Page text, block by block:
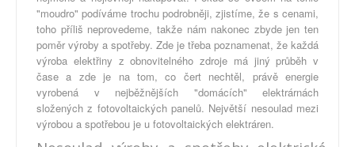
"moudro" podíváme trochu podrobněji, zjistíme, že s cenami,
toho příliš neprovedeme, takže nám nakonec zbyde jen ten
poměr výroby a spotřeby. Zde je třeba poznamenat, že každá
výroba elektřiny z obnovitelného zdroje má jiný průběh v
čase a zde je na tom, co čert nechtěl, právě energie
vyrobená v nejběžnějších "domácích" elektrárnách
složených z fotovoltaických panelů. Největší nesoulad mezi
výrobou a spotřebou je u fotovoltaických elektráren.